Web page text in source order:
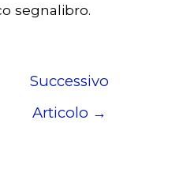
segnalibro.
Successivo
Articolo →